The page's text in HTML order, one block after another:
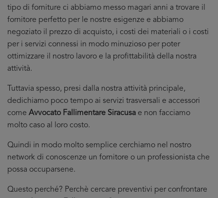
tipo di forniture ci abbiamo messo magari anni a trovare il
fornitore perfetto per le nostre esigenze e abbiamo
negoziato il prezzo di acquisto, i costi dei materiali o i costi
per i servizi connessi in modo minuzioso per poter
ottimizzare il nostro lavoro e la profittabilità della nostra
attività.
Tuttavia spesso, presi dalla nostra attività principale,
dedichiamo poco tempo ai servizi trasversali e accessori
come Avvocato Fallimentare Siracusa e non facciamo
molto caso al loro costo.
Quindi in modo molto semplice cerchiamo nel nostro
network di conoscenze un fornitore o un professionista che
possa occuparsene.
Questo perché? Perchè cercare preventivi per confrontare